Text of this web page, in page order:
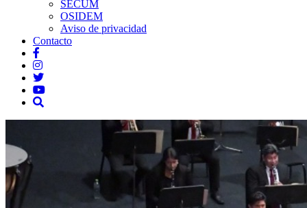
SECUM
OSIDEM
Aviso de privacidad
Contacto